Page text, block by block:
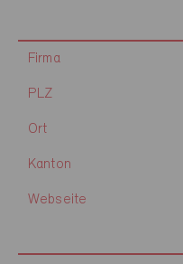
Firma
PLZ
Ort
Kanton
Webseite